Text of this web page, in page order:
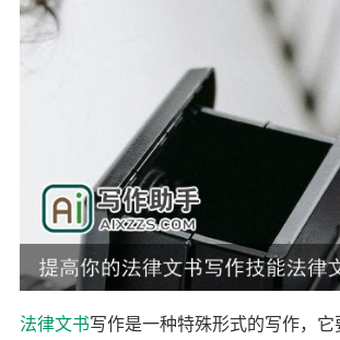
法律文书写作是一种特殊形式的写作，